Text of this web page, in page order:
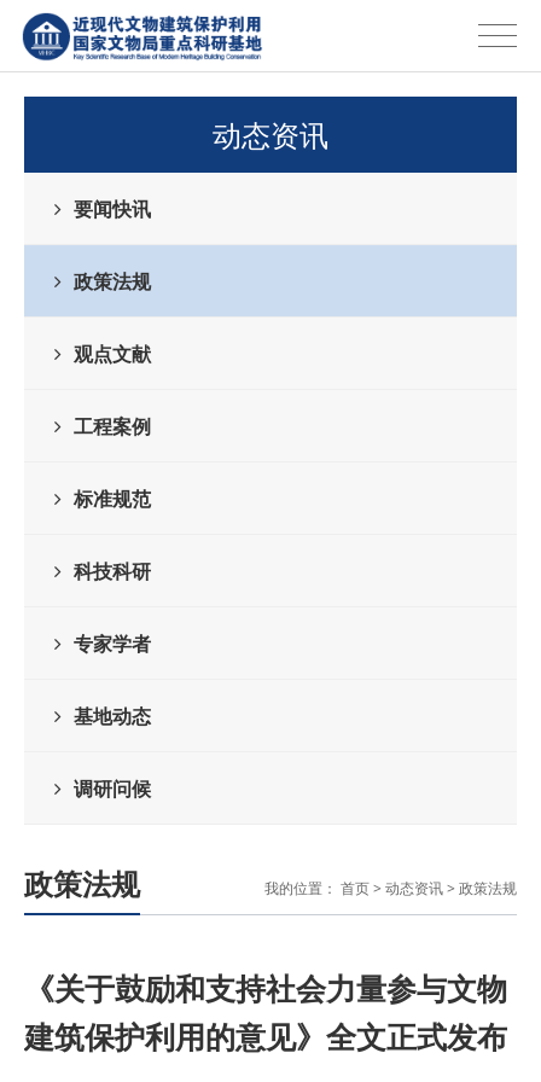
动态资讯
要闻快讯
政策法规
观点文献
工程案例
标准规范
科技科研
专家学者
基地动态
调研问候
政策法规 我的位置： 首页> 动态资讯> 政策法规
《关于鼓励和支持社会力量参与文物
建筑保护利用的意见》全文正式发布